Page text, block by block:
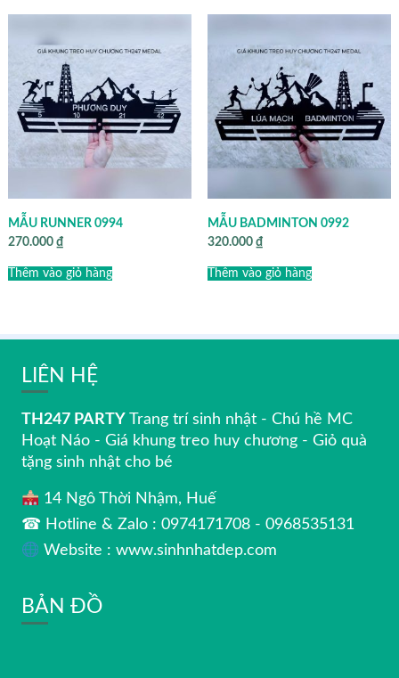
MẪU RUNNER 0994
270.000 ₫
Thêm vào giỏ hàng
MẪU BADMINTON 0992
320.000 ₫
Thêm vào giỏ hàng
LIÊN HỆ
TH247 PARTY Trang trí sinh nhật - Chú hề MC
Hoạt Náo - Giá khung treo huy chương - Giỏ quà
tặng sinh nhật cho bé
14 Ngô Thời Nhậm, Huế
☎ Hotline & Zalo : 0974171708 - 0968535131
Website : www.sinhnhatdep.com
BẢN ĐỒ